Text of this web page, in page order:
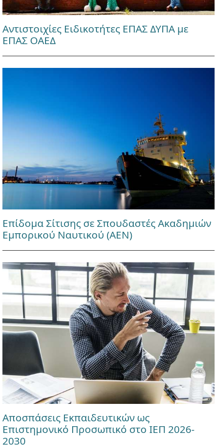
Αντιστοιχίες Ειδικοτήτες ΕΠΑΣ ΔΥΠΑ με
ΕΠΑΣ ΟΑΕΔ
Επίδομα Σίτισης σε Σπουδαστές Ακαδημιών
Εμπορικού Ναυτικού (ΑΕΝ)
Αποσπάσεις Εκπαιδευτικών ως
Επιστημονικό Προσωπικό στο ΙΕΠ 2026-
2030